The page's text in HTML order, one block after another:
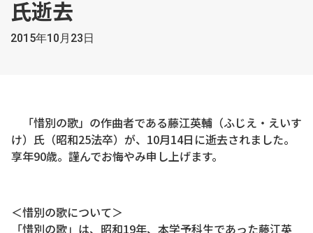
氏逝去
2015年10月23日
「惜別の歌」の作曲者である藤江英輔（ふじえ・えいす
け）氏（昭和25法卒）が、10月14日に逝去されました。
享年90歳。謹んでお悔やみ申し上げます。
＜惜別の歌について＞
「惜別の歌」は、昭和19年、本学予科生であった藤江英